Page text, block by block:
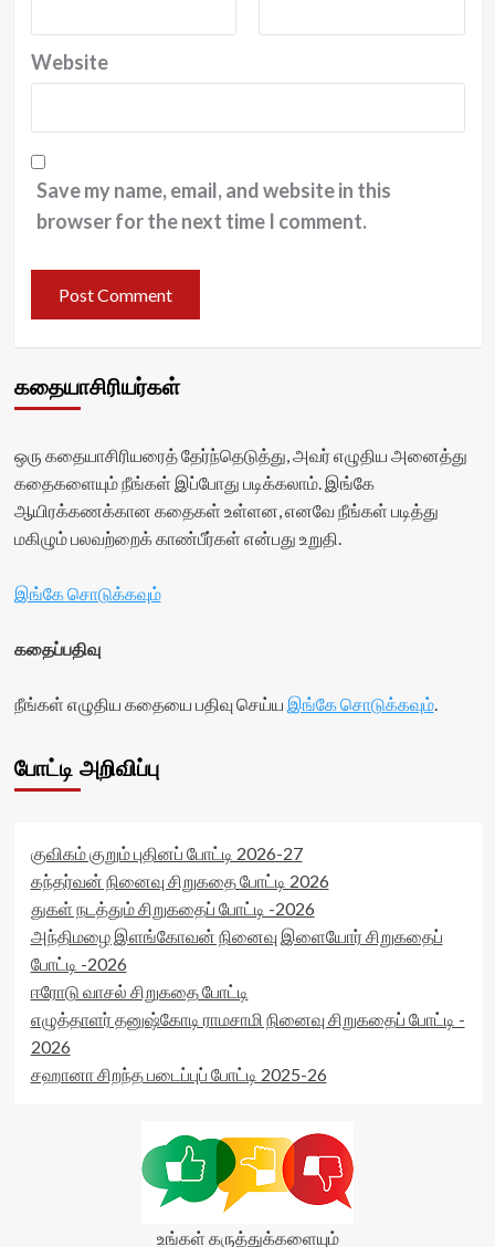
Website
Save my name, email, and website in this
browser for the next time I comment.
கதையாசிரியர்கள்
ஒரு கதையாசிரியரைத் தேர்ந்தெடுத்து, அவர் எழுதிய அனைத்து
கதைகளையும் நீங்கள் இப்போது படிக்கலாம். இங்கே
ஆயிரக்கணக்கான கதைகள் உள்ளன, எனவே நீங்கள் படித்து
மகிழும் பலவற்றைக் காண்பீர்கள் என்பது உறுதி.
இங்கே சொடுக்கவும்
கதைப்பதிவு
நீங்கள் எழுதிய கதையை பதிவு செய்ய இங்கே சொடுக்கவும்.
போட்டி அறிவிப்பு
குவிகம் குறும் புதினப் போட்டி 2026-27
கந்தர்வன் நினைவு சிறுகதை போட்டி 2026
துகள் நடத்தும் சிறுகதைப் போட்டி -2026
அந்திமழை இளங்கோவன் நினைவு இளையோர் சிறுகதைப்
போட்டி -2026
ஈரோடு வாசல் சிறுகதை போட்டி
எழுத்தாளர் தனுஷ்கோடி ராமசாமி நினைவு சிறுகதைப் போட்டி -
2026
சஹானா சிறந்த படைப்புப் போட்டி 2025-26
உங்கள் கருத்துக்களையும்